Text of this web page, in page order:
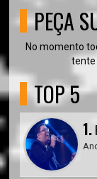
PEÇA
No momento
tente
TOP 5
1.